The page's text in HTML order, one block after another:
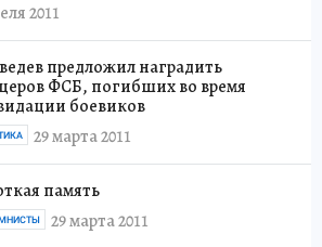
2011
предложил наградить
ФСБ, погибших во время
боевиков
29 марта 2011
память
29 марта 2011